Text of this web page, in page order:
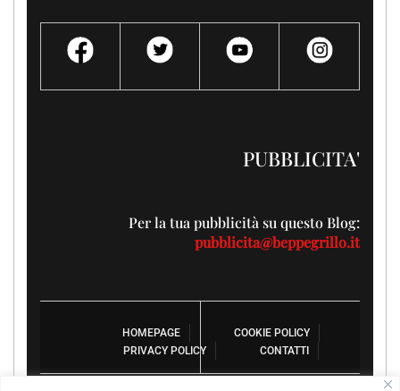
PUBBLICITA'
Per la tua pubblicità su questo Blog:
pubblicita@beppegrillo.it
HOMEPAGE
COOKIE POLICY
PRIVACY POLICY
CONTATTI